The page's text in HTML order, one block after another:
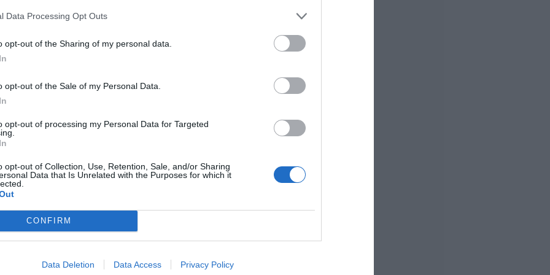
Data Processing Opt Outs
opt-out of the Sharing of my personal data.
opt-out of the Sale of my Personal Data.
opt-out of processing my Personal Data for Targeted
opt-out of Collection, Use, Retention, Sale, and/or Sharing
Data that Is Unrelated with the Purposes for which it
CONFIRM
Data Deletion Data Access Privacy Policy
punto kilométrico 431
los vehículos que transitan por este eje
y los servicios de emergencia se
izquierdode la calzada para garantizar la
retirada de los vehículos implicados. Esta
está generando retenciones y circulación
de tráfico recomiendan extremar
se aproximen al lugar del incidente.